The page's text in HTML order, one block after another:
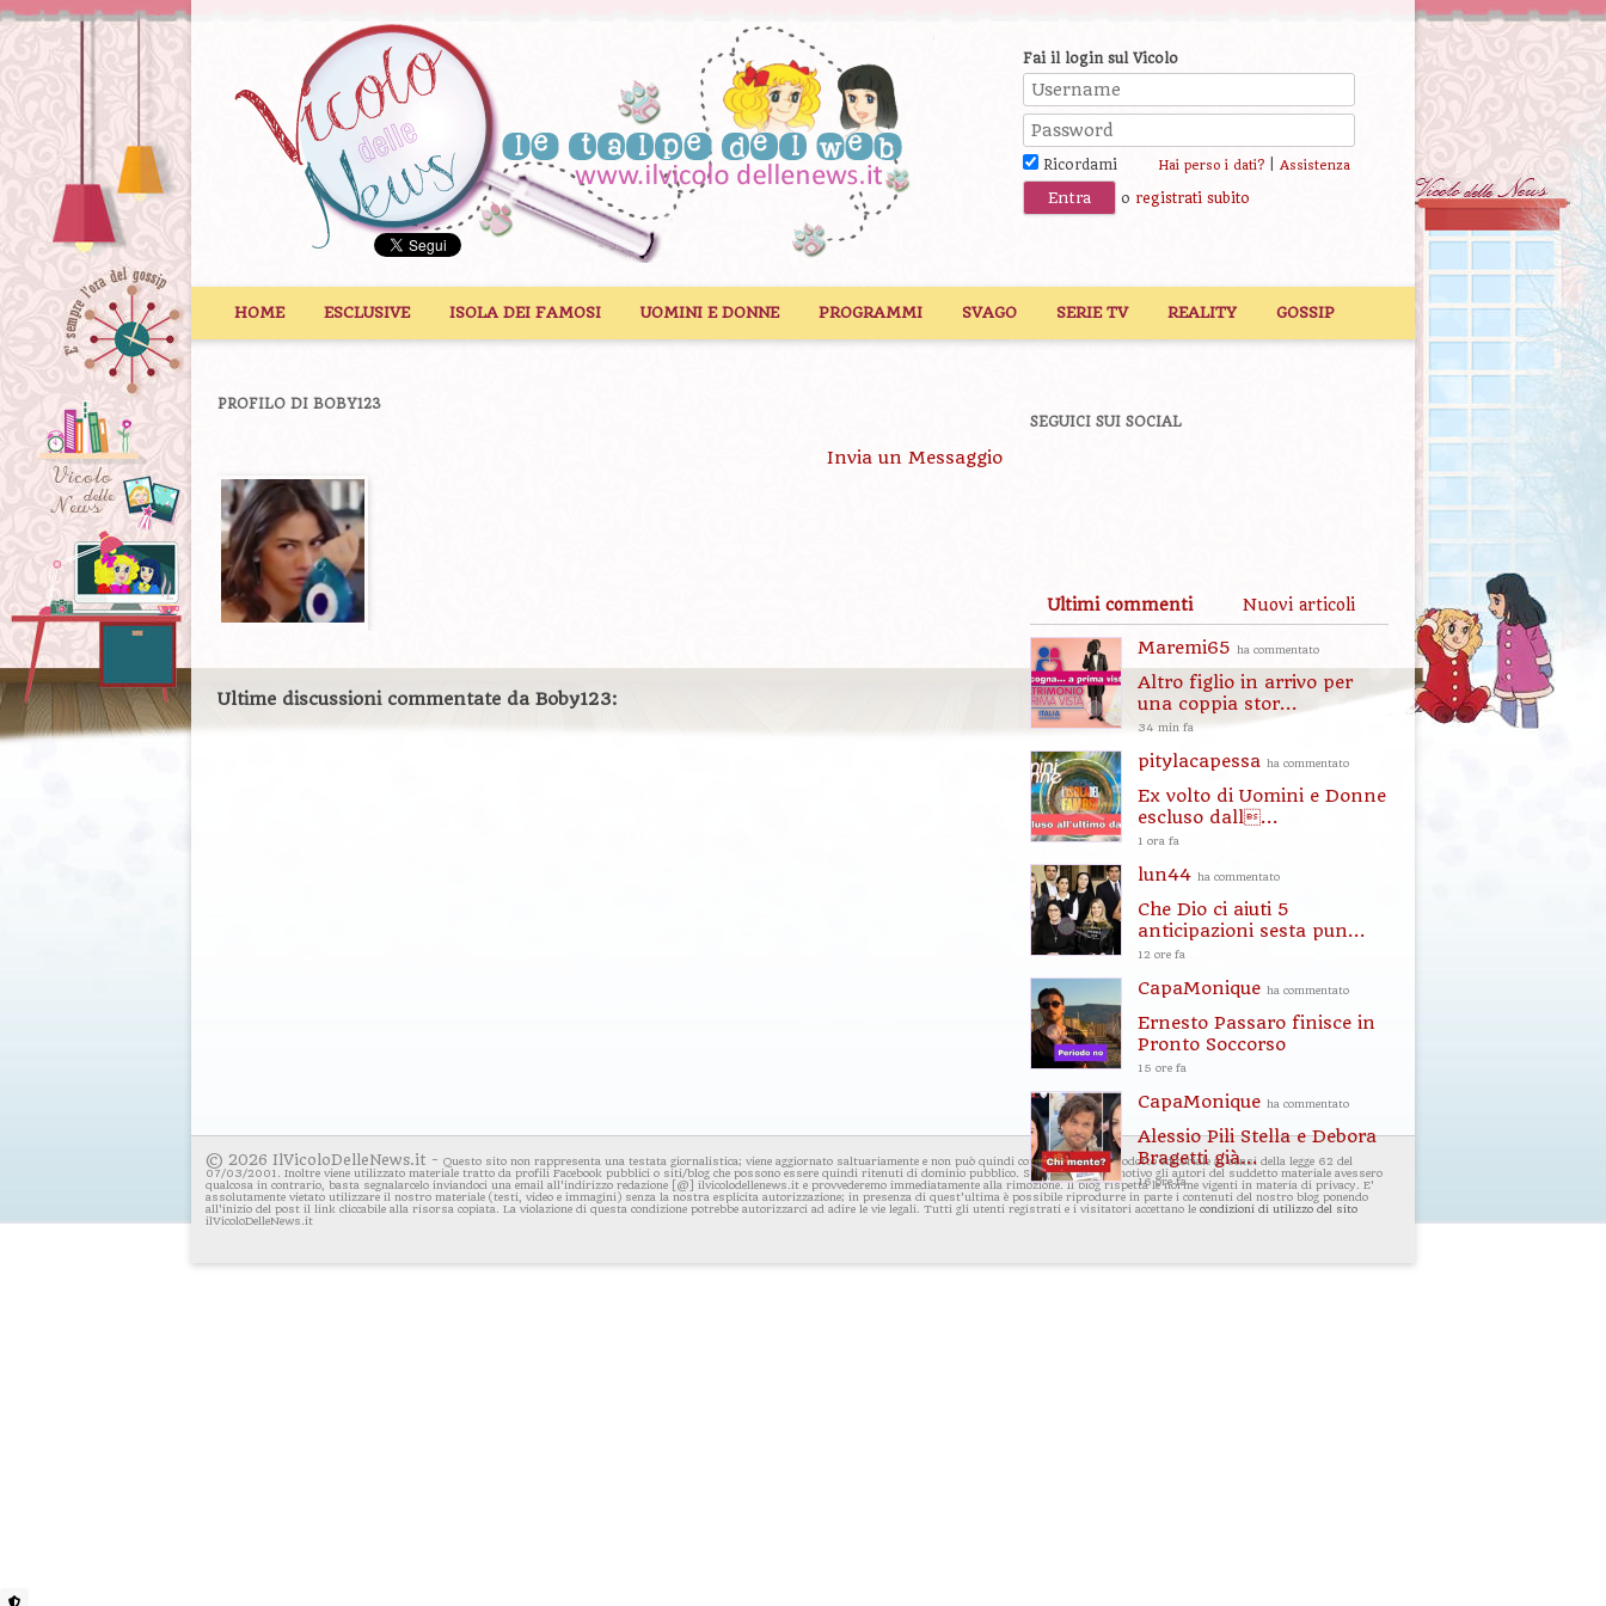
Fai il login sul Vicolo
Ricordami Hai perso i dati?| Assistenza
o registrati subito
HOME ESCLUSIVE ISOLA DEI FAMOSI UOMINI E DONNE PROGRAMMI SVAGO SERIE TV REALITY GOSSIP
PROFILO DI BOBY123
Invia un Messaggio
Ultime discussioni commentate da Boby123:
SEGUICI SUI SOCIAL
Ultimi commenti Nuovi articoli
Maremi65 ha commentato
Altro figlio in arrivo per
una coppia stor...
34 min fa
pitylacapessa ha commentato
Ex volto di Uomini e Donne
escluso dall...
1 ora fa
lun44 ha commentato
Che Dio ci aiuti 5
anticipazioni sesta pun...
12 ore fa
CapaMonique ha commentato
Ernesto Passaro finisce in
Pronto Soccorso
15 ore fa
CapaMonique ha commentato
Alessio Pili Stella e Debora
Bragetti già...
16 ore fa
© 2026 IlVicoloDelleNews.it - Questo sito non rappresenta una testata giornalistica; viene aggiornato saltuariamente e non può quindi considerarsi un prodotto editoriale ai sensi della legge 62 del
07/03/2001. Inoltre viene utilizzato materiale tratto da profili Facebook pubblici o siti/blog che possono essere quindi ritenuti di dominio pubblico. Se per qualsiasi motivo gli autori del suddetto materiale avessero
qualcosa in contrario, basta segnalarcelo inviandoci una email all'indirizzo redazione [@] ilvicolodellenews.it e provvederemo immediatamente alla rimozione. Il blog rispetta le norme vigenti in materia di privacy. E'
assolutamente vietato utilizzare il nostro materiale (testi, video e immagini) senza la nostra esplicita autorizzazione; in presenza di quest'ultima è possibile riprodurre in parte i contenuti del nostro blog ponendo
all'inizio del post il link cliccabile alla risorsa copiata. La violazione di questa condizione potrebbe autorizzarci ad adire le vie legali. Tutti gli utenti registrati e i visitatori accettano le condizioni di utilizzo del sito
ilVicoloDelleNews.it